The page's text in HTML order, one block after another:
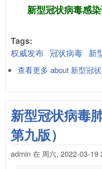
新型冠状病毒感
Tags:
权威发布 冠状病毒 新
查看更多 about 新型冠
新型冠状病毒
第九版）
admin 在 周六, 2022-03-19